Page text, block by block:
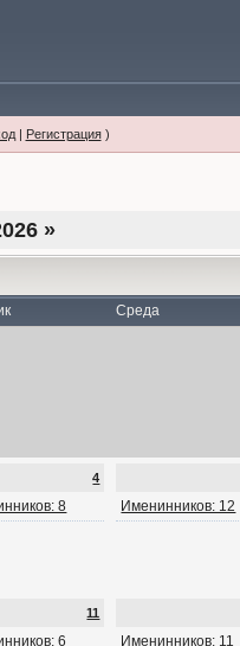
| Регистрация)
»
Среда
4
8 Именинников: 12
11
6 Именинников: 11